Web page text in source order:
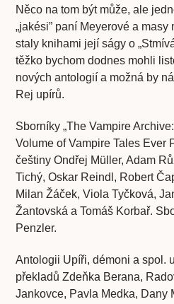
Něco na tom být může, ale
„jakési” paní Meyerové a masy
staly knihami její ságy o
těžko bychom dodnes mohli
nových antologií a možná by
Rej upírů.
Sborníky „The Vampire
Volume of Vampire Tales Ever
češtiny Ondřej Müller, Adam
Tichý, Oskar Reindl, Robert
Milan Žáček, Viola Tyčková,
Žantovská a Tomáš Korbař.
Penzler.
Antologii Upíři, démoni a spol.
překladů Zdeňka Berana,
Jankovce, Pavla Medka, Dany